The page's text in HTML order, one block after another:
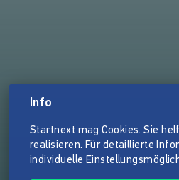
Info
Startnext mag Cookies. Sie
realisieren. Für detaillierte
individuelle